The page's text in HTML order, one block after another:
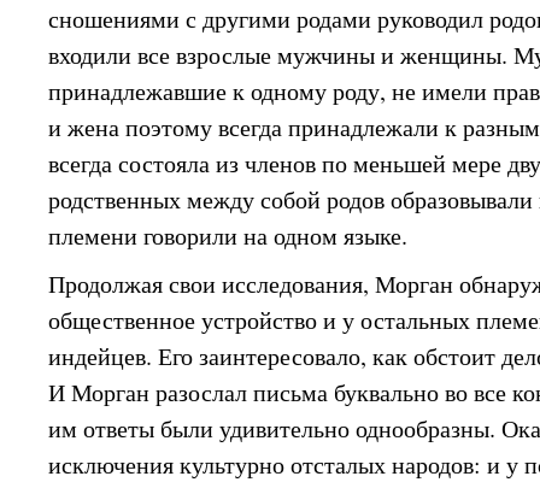
сношениями с другими родами руководил
входили все взрослые мужчины и женщины.
принадлежавшие к одному роду, не имели
и жена поэтому всегда принадлежали к
всегда состояла из членов по меньшей мере
родственных между собой родов
племени говорили на одном языке.
Продолжая свои исследования, Морган
общественное устройство и у остальных
индейцев. Его заинтересовало, как обстоит
И Морган разослал письма буквально во все
им ответы были удивительно однообразны.
исключения культурно отсталых народов: и у